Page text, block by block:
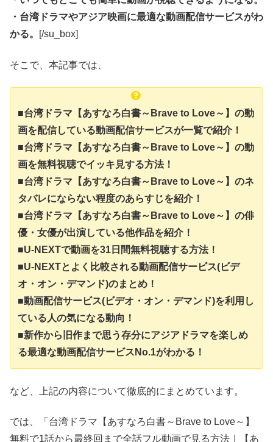
・台湾ドラマやアジア映画に最適な動画配信サービスがわ
かる。
[/su_box]
そこで、本記事では、
■台湾ドラマ【あすなろ白書～Brave to Love～】の動
画を配信している動画配信サービスが一覧で紹介！
■台湾ドラマ【あすなろ白書～Brave to Love～】の動
画を無料視聴でイッキ見する方法！
■台湾ドラマ【あすなろ白書～Brave to Love～】のネ
タバレにならない程度のあらすじを紹介！
■台湾ドラマ【あすなろ白書～Brave to Love～】の俳
優・女優が出演している他作品を紹介！
■U-NEXTで動画を31日間無料視聴する方法！
■U-NEXTとよく比較される動画配信サービス(ビデ
オ・オン・デマンド)のまとめ！
■動画配信サービス(ビデオ・オン・デマンド)を利用し
ている人の気になる動向！
■新作から旧作まで思う存分にアジアドラマを楽しめ
る最適な動画配信サービスNo.1がわかる！
など、上記の内容について徹底的にまとめています。
では、「台湾ドラマ【あすなろ白書～Brave to Love～】
無料で1話から最終回まで全話フル動画で見る方法｜【あ